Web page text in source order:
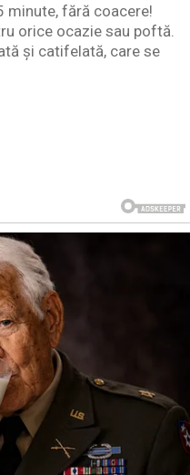
minute, fără coacere!
orice ocazie sau poftă.
și catifelată, care se